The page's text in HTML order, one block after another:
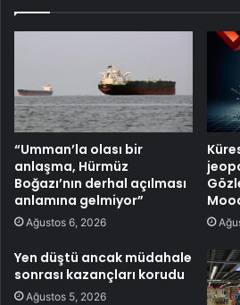
“Umman’la olası bir
anlaşma, Hürmüz
Boğazı’nın derhal açılması
anlamına gelmiyor”
Ağustos 6, 2026
Yen düştü ancak müdahale
sonrası kazançları korudu
Ağustos 5, 2026